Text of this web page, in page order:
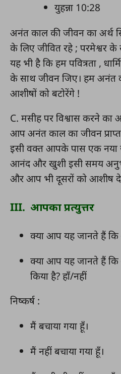
युहन्ना 10:28
अनंत काल की जीवन का अर्थ
के लिए जीवित रहे ; परमेश्वर
यह भी है कि हम पवित्रता ,
के साथ जीवन जिए। हम अनंत
आशीषों को बटोरेंगे !
C. मसीह पर विश्वास करने का
आप अनंत काल का जीवन
इसी वक्त आपके पास एक नया
आनंद और खुशी इसी समय
और आप भी दूसरों को आशीष
III. आपका प्रत्युत्तर
क्या आप यह जानते हैं कि
क्या आप यह जानते हैं
किया है? हाँ/नहीं
निष्कर्ष :
मैं बचाया गया हूँ।
मैं नहीं बचाया गया हूँ।